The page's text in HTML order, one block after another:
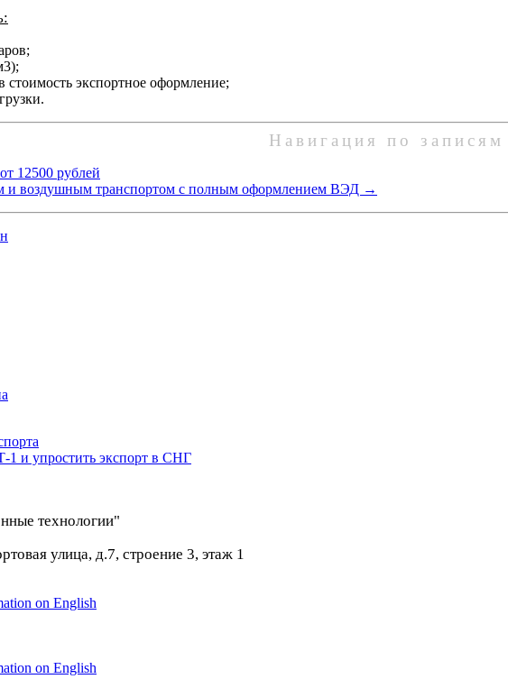
стоимость экспортное оформление;
Навигация по записям
12500 рублей
и воздушным транспортом с полным оформлением ВЭД →
1 и упростить экспорт в СНГ
технологии"
улица, д.7, строение 3, этаж 1
on English
on English